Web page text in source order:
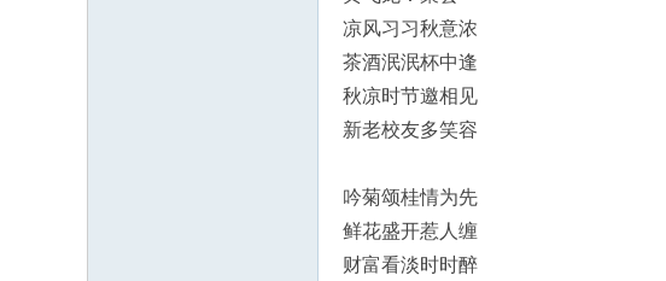
凉风习习秋意浓
茶酒泯泯杯中逢
秋凉时节邀相见
新老校友多笑容
吟菊颂桂情为先
鲜花盛开惹人缠
财富看淡时时醉